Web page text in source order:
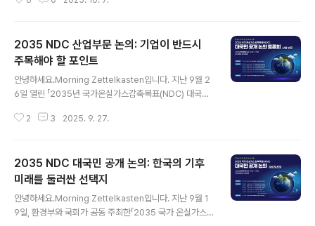
권 할당계획(안)”입니다. 이 제도는 기업들이 배출할 수 있
다. 쉽게 말해 “기업별 탄소 배출량의 룰북”이 새로 바뀐 셈
이죠.🌏 왜 지금, 새 계획이 필요했을까?우리나라는 2030
년까지 온실가스를 2018년 대비 40% 감축하겠다고 국제
사회에 약속했습니다. 하지만 실제 산업 현장의 감축 속도
는 여전히 완만했고, 3차 계획(2021~2025) 기간 동안
배출권 가격도 낮게 유지되어 “감축 유인”이 약했습니..
2035 NDC 산업부문 논의: 기업이 반드시
주목해야 할 포인트
안녕하세요.Morning Zettelkasten입니다. 지난 9월 2
6일 열린 「2035년 국가온실가스감축목표(NDC) 대국민
등 대표 업종의 감축 경로와 정부 지원 방향이 구체적으로
하게 드러났습니다.📌 왜 지금 2035 NDC가 중요한가?
기후재난의 일상화: 집중호우, 산불, 폭염 등 기후 피해가
이미 일상화헌법재판소 판결(’24.8): 2031~49년 감축
경로 미비는 헌법불합치 → 2026년 2월까지 장기 경로
수립 요구국제 압력: EU CBAM, 미국 IRA, 일본 GX 정책
2 3 2025. 9. 27.
2035 NDC 대국민 공개 논의: 한국의 기후
미래를 둘러싼 선택지
안녕하세요.Morning Zettelkasten입니다. 지난 9월 1
9일, 환경부와 국회가 공동 주최한「2035 국가 온실가스